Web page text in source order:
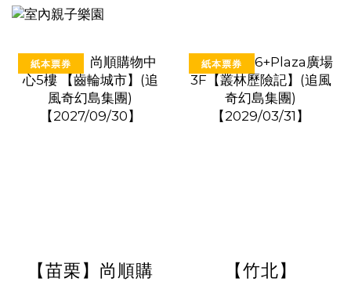
紙本票券
【苗栗】尚順購
紙本票券
【竹北】